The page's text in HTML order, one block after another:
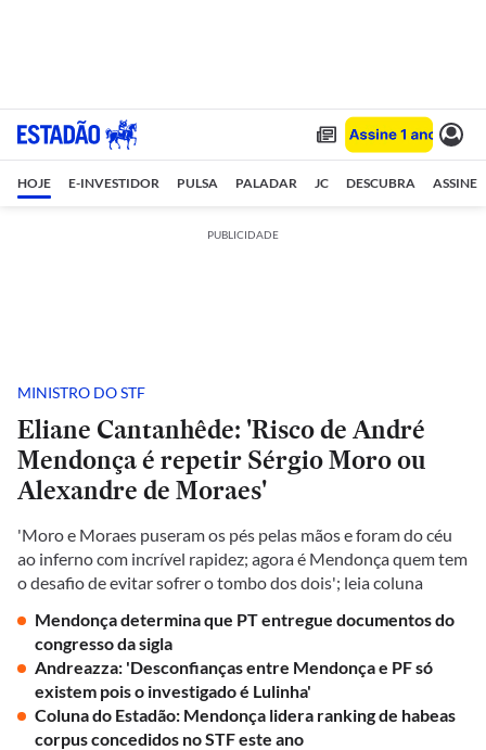
HOJE E-INVESTIDOR PULSA PALADAR JC DESCUBRA ASSINE
PUBLICIDADE
MINISTRO DO STF
Eliane Cantanhêde: 'Risco de André
Mendonça é repetir Sérgio Moro ou
Alexandre de Moraes'
'Moro e Moraes puseram os pés pelas mãos e foram do céu
ao inferno com incrível rapidez; agora é Mendonça quem tem
o desafio de evitar sofrer o tombo dos dois'; leia coluna
Mendonça determina que PT entregue documentos do
congresso da sigla
Andreazza: 'Desconfianças entre Mendonça e PF só
existem pois o investigado é Lulinha'
Coluna do Estadão: Mendonça lidera ranking de habeas
corpus concedidos no STF este ano